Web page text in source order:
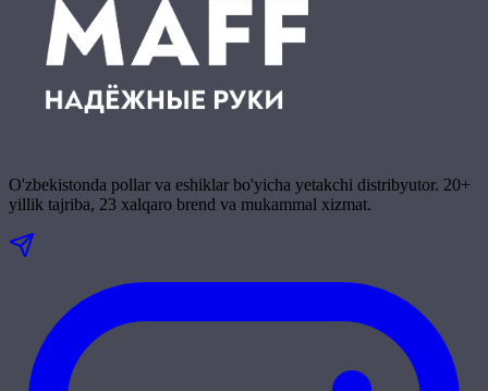
O'zbekistonda pollar va eshiklar bo'yicha yetakchi distribyutor. 20+
yillik tajriba, 23 xalqaro brend va mukammal xizmat.